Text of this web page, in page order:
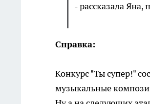
- рассказала
Справка:
Конкурс "Ты супер!"
музыкальные